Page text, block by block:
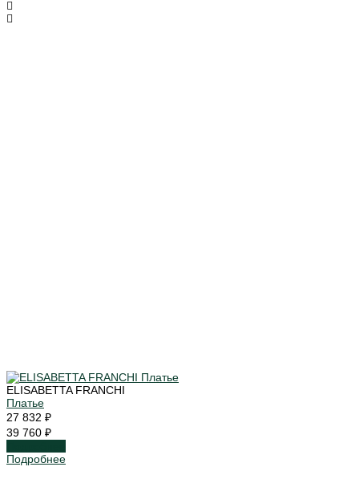
ELISABETTA FRANCHI
Платье
27 832 ₽
39 760 ₽
Подробнее